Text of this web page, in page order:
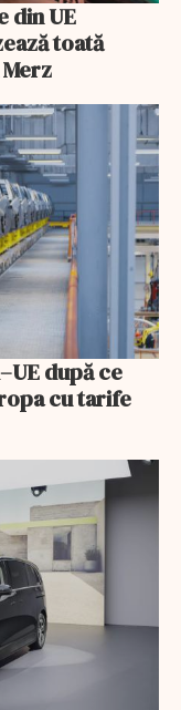
din UE
toată
după ce
cu tarife